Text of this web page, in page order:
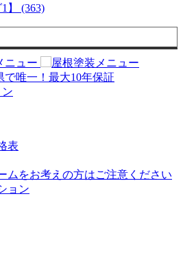
】 (363)
表
ムをお考えの方はご注意ください
ョン